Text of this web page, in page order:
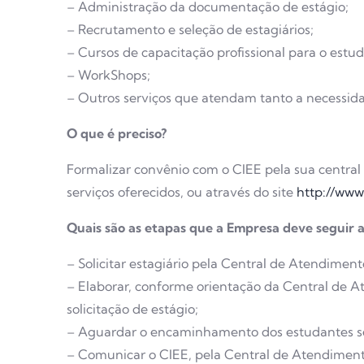
– Administração da documentação de estágio;
– Recrutamento e seleção de estagiários;
– Cursos de capacitação profissional para o
– WorkShops;
– Outros serviços que atendam tanto a
O que é preciso?
Formalizar convênio com o CIEE pela sua
serviços oferecidos, ou através do site http://
Quais são as etapas que a Empresa deve seguir
– Solicitar estagiário pela Central de
– Elaborar, conforme orientação da Central de
solicitação de estágio;
– Aguardar o encaminhamento dos estudantes
– Comunicar o CIEE, pela Central de